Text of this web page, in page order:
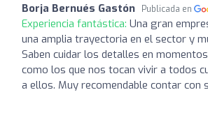
Borja Bernués Gastón Publicada en
Experiencia fantástica: Una gran
una amplia trayectoria en el sector y
Saben cuidar los detalles en
como los que nos tocan vivir a todos
a ellos. Muy recomendable contar con